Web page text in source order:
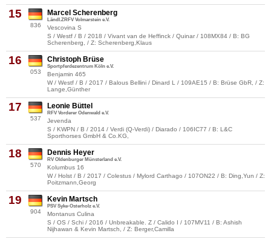
15
836
Marcel Scherenberg
Ländl.ZRFV Volmarstein e.V.
Vescovina S
S / Westf / B / 2018 / Vivant van de Heffinck / Quinar / 108MX84 / B: BG
Scherenberg, / Z: Scherenberg,Klaus
16
053
Christoph Brüse
Sportpferdezentrum Köln e.V.
Benjamin 465
W / Westf / B / 2017 / Balous Bellini / Dinard L / 109AE15 / B: Brüse GbR, / Z:
Lange,Günther
17
537
Leonie Büttel
RFV Vorderer Odenwald e.V.
Jevenda
S / KWPN / B / 2014 / Verdi (Q-Verdi) / Diarado / 106IC77 / B: L&C
Sporthorses GmbH & Co.KG,
18
570
Dennis Heyer
RV Oldenburger Münsterland e.V.
Kolumbus 16
W / Holst / B / 2017 / Colestus / Mylord Carthago / 107ON22 / B: Ding,Yun / Z:
Poitzmann,Georg
19
904
Kevin Martsch
PSV Syke-Osterholz e.V.
Montanus Culina
S / OS / Schi / 2016 / Unbreakable. Z / Calido I / 107MV11 / B: Ashish
Nijhawan & Kevin Martsch, / Z: Berger,Camilla